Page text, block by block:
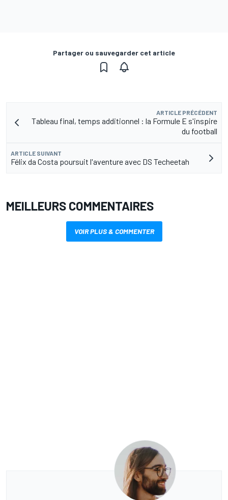
Partager ou sauvegarder cet article
ARTICLE PRÉCÉDENT
Tableau final, temps additionnel : la Formule E s'inspire
du football
ARTICLE SUIVANT
Félix da Costa poursuit l'aventure avec DS Techeetah
MEILLEURS COMMENTAIRES
VOIR PLUS & COMMENTER